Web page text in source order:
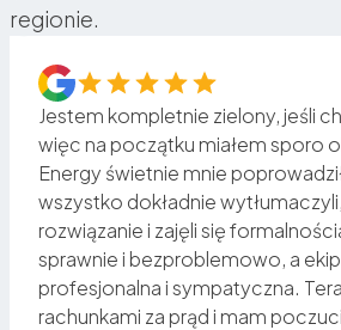
regionie.
Jestem kompletnie zielony, jeśli
więc na początku miałem sporo
Energy świetnie mnie
wszystko dokładnie
rozwiązanie i zajęli się
sprawnie i bezproblemowo, a
profesjonalna i sympatyczna.
rachunkami za prąd i mam